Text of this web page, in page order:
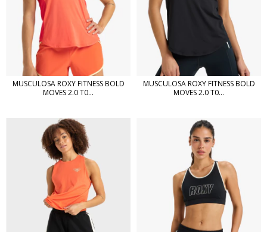
MUSCULOSA ROXY FITNESS BOLD
MOVES 2.0 T0...
MUSCULOSA ROXY FITNESS BOLD
MOVES 2.0 T0...